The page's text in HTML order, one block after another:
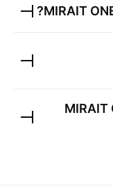
MIRAIT
?
MIRAIT